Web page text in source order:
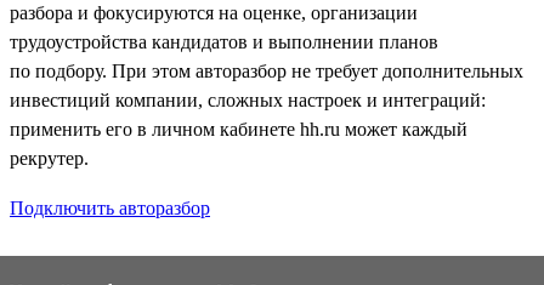
разбора и фокусируются на оценке, организации
трудоустройства кандидатов и выполнении планов
по подбору. При этом авторазбор не требует дополнительных
инвестиций компании, сложных настроек и интеграций:
применить его в личном кабинете hh.ru может каждый
рекрутер.
Подключить авторазбор